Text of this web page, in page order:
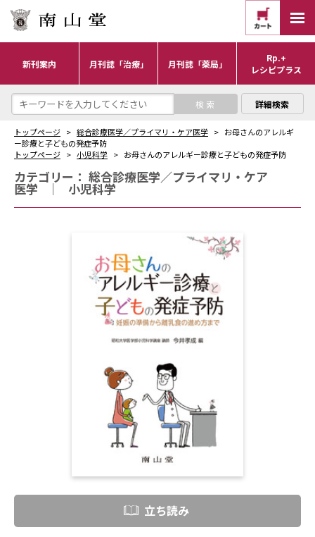
新刊案内 月刊誌「治療」 月刊誌「薬局」
Rp.+
レシピプラス
詳細検索
トップページ 総合診療医学／プライマリ・ケア医学
お母さんのアレルギ
ー診療と子どもの発症予防
トップページ
小児科学 お母さんのアレルギー診療と子どもの発症予防
カテゴリー： 総合診療医学／プライマリ・ケア
医学 ｜ 小児科学
立ち読み